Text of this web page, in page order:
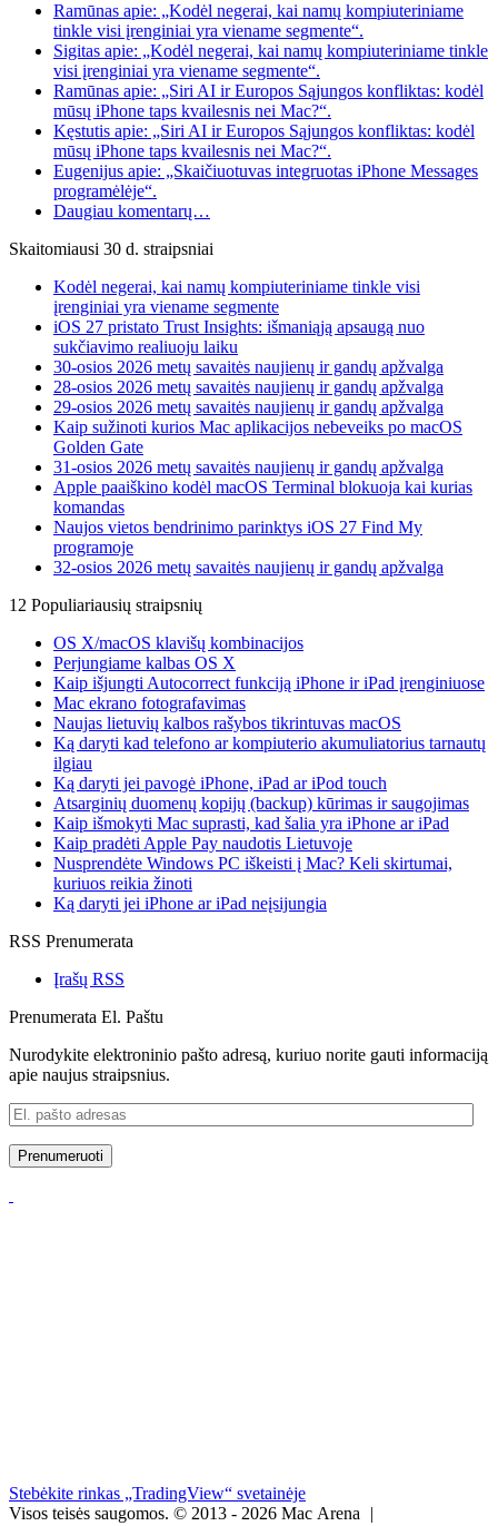
Ramūnas apie: „Kodėl negerai, kai namų kompiuteriniame
tinkle visi įrenginiai yra viename segmente“.
Sigitas apie: „Kodėl negerai, kai namų kompiuteriniame tinkle
visi įrenginiai yra viename segmente“.
Ramūnas apie: „Siri AI ir Europos Sąjungos konfliktas: kodėl
mūsų iPhone taps kvailesnis nei Mac?“.
Kęstutis apie: „Siri AI ir Europos Sąjungos konfliktas: kodėl
mūsų iPhone taps kvailesnis nei Mac?“.
Eugenijus apie: „Skaičiuotuvas integruotas iPhone Messages
programėlėje“.
Daugiau komentarų…
Skaitomiausi 30 d. straipsniai
Kodėl negerai, kai namų kompiuteriniame tinkle visi
įrenginiai yra viename segmente
iOS 27 pristato Trust Insights: išmaniąją apsaugą nuo
sukčiavimo realiuoju laiku
30-osios 2026 metų savaitės naujienų ir gandų apžvalga
28-osios 2026 metų savaitės naujienų ir gandų apžvalga
29-osios 2026 metų savaitės naujienų ir gandų apžvalga
Kaip sužinoti kurios Mac aplikacijos nebeveiks po macOS
Golden Gate
31-osios 2026 metų savaitės naujienų ir gandų apžvalga
Apple paaiškino kodėl macOS Terminal blokuoja kai kurias
komandas
Naujos vietos bendrinimo parinktys iOS 27 Find My
programoje
32-osios 2026 metų savaitės naujienų ir gandų apžvalga
12 Populiariausių straipsnių
OS X/macOS klavišų kombinacijos
Perjungiame kalbas OS X
Kaip išjungti Autocorrect funkciją iPhone ir iPad įrenginiuose
Mac ekrano fotografavimas
Naujas lietuvių kalbos rašybos tikrintuvas macOS
Ką daryti kad telefono ar kompiuterio akumuliatorius tarnautų
ilgiau
Ką daryti jei pavogė iPhone, iPad ar iPod touch
Atsarginių duomenų kopijų (backup) kūrimas ir saugojimas
Kaip išmokyti Mac suprasti, kad šalia yra iPhone ar iPad
Kaip pradėti Apple Pay naudotis Lietuvoje
Nusprendėte Windows PC iškeisti į Mac? Keli skirtumai,
kuriuos reikia žinoti
Ką daryti jei iPhone ar iPad neįsijungia
RSS Prenumerata
Įrašų RSS
Prenumerata El. Paštu
Nurodykite elektroninio pašto adresą, kuriuo norite gauti informaciją
apie naujus straipsnius.
El.
pašto
adresas
Prenumeruoti
Stebėkite rinkas „TradingView“ svetainėje
Visos teisės saugomos. © 2013 - 2026 Mac Arena
|